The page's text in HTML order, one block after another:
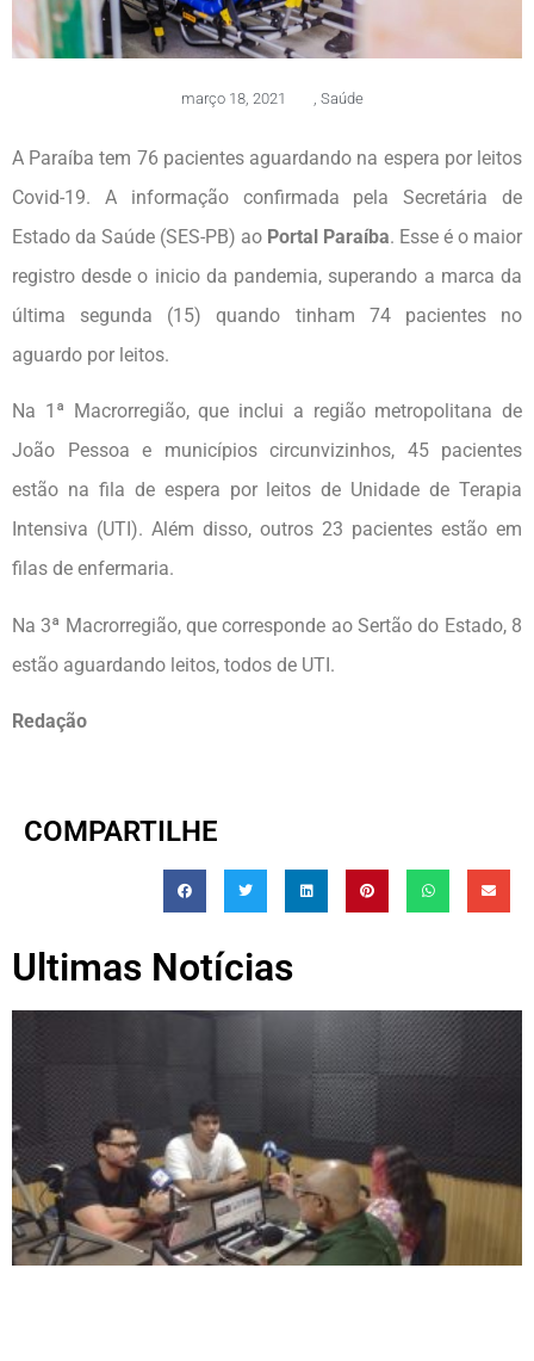
março 18, 2021 Saúde
A Paraíba tem 76 pacientes aguardando na espera por leitos
Covid-19. A informação confirmada pela Secretária de
Estado da Saúde (SES-PB) ao Portal Paraíba. Esse é o maior
registro desde o inicio da pandemia, superando a marca da
última segunda (15) quando tinham 74 pacientes no
aguardo por leitos.
Na 1ª Macrorregião, que inclui a região metropolitana de
João Pessoa e municípios circunvizinhos, 45 pacientes
estão na fila de espera por leitos de Unidade de Terapia
Intensiva (UTI). Além disso, outros 23 pacientes estão em
filas de enfermaria.
Na 3ª Macrorregião, que corresponde ao Sertão do Estado, 8
estão aguardando leitos, todos de UTI.
Redação
COMPARTILHE
Ultimas Notícias